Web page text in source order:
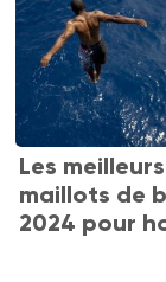
Les meilleurs
maillots de
2024 pour